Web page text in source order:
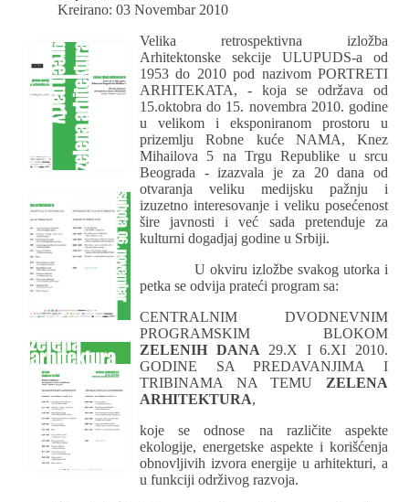
Kreirano: 03 Novembar 2010
Velika retrospektivna izložba
Arhitektonske sekcije ULUPUDS-a od
1953 do 2010 pod nazivom PORTRETI
ARHITEKATA, - koja se održava od
15.oktobra do 15. novembra 2010. godine
u velikom i eksponiranom prostoru u
prizemlju Robne kuće NAMA, Knez
Mihailova 5 na Trgu Republike u srcu
Beograda - izazvala je za 20 dana od
otvaranja veliku medijsku pažnju i
izuzetno interesovanje i veliku posećenost
šire javnosti i već sada pretenduje za
kulturni dogadjaj godine u Srbiji.
U okviru izložbe svakog utorka i
petka se odvija prateći program sa:
CENTRALNIM DVODNEVNIM
PROGRAMSKIM BLOKOM
ZELENIH DANA 29.X I 6.XI 2010.
GODINE SA PREDAVANJIMA I
TRIBINAMA NA TEMU ZELENA
ARHITEKTURA,
koje se odnose na različite aspekte
ekologije, energetske aspekte i korišćenja
obnovljivih izvora energije u arhitekturi, a
u funkciji održivog razvoja.